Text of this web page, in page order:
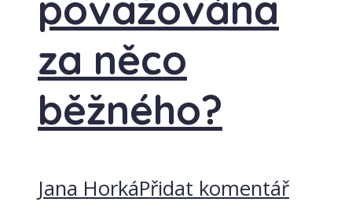
za něco
běžného?
Jana HorkáPřidat komentář